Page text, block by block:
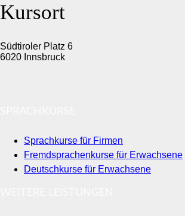
Kursort
Südtiroler Platz 6
6020 Innsbruck
Sprachkurse für Firmen
Fremdsprachenkurse für Erwachsene
Deutschkurse für Erwachsene